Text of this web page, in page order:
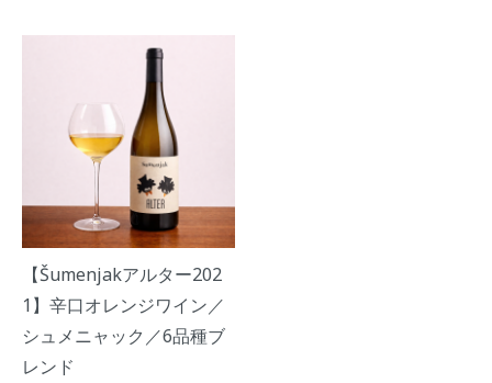
【Šumenjakアルター202
1】辛口オレンジワイン／
シュメニャック／6品種ブ
レンド